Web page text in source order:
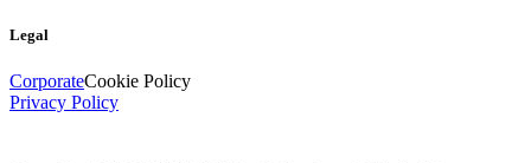
Legal
CorporateCookie Policy
Privacy Policy